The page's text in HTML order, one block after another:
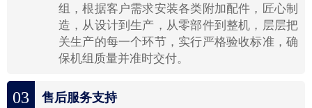
组，根据客户需求安装各类附加配件，匠心制
造，从设计到生产，从零部件到整机，层层把
关生产的每一个环节，实行严格验收标准，确
保机组质量并准时交付。
03 售后服务支持